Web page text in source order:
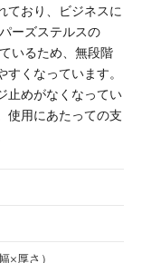
ており、ビジネスに
ーズステルスの
いるため、無段階
くなっています。
止めがなくなってい
使用にあたっての支
×厚さ）